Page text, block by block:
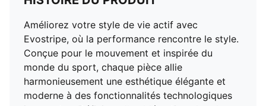
Améliorez votre style de vie actif avec
Evostripe, où la performance rencontre le style.
Conçue pour le mouvement et inspirée du
monde du sport, chaque pièce allie
harmonieusement une esthétique élégante et
moderne à des fonctionnalités technologiques